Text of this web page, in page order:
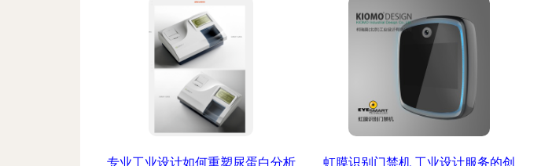
专业工业设计如何重塑尿蛋白分析
虹膜识别门禁机 工业设计服务的创